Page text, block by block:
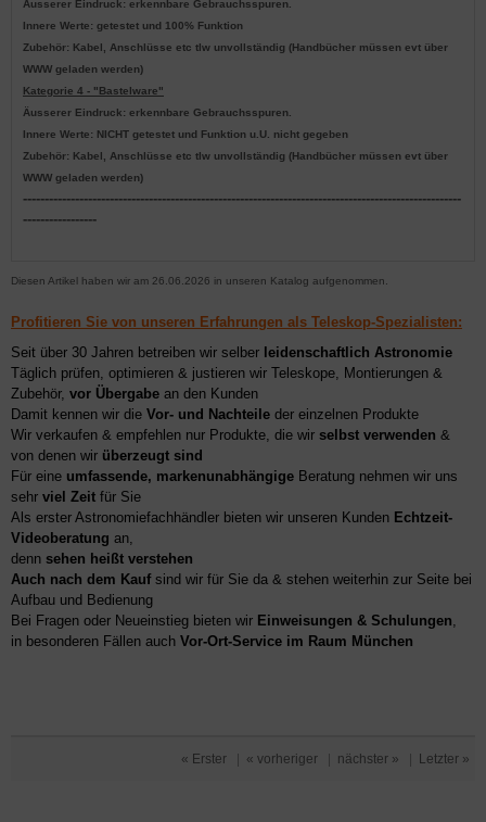
Äusserer Eindruck: erkennbare Gebrauchsspuren.
Innere Werte: getestet und 100% Funktion
Zubehör: Kabel, Anschlüsse etc tlw unvollständig (Handbücher müssen evt über
WWW geladen werden)
Kategorie 4 - "Bastelware"
Äusserer Eindruck: erkennbare Gebrauchsspuren.
Innere Werte: NICHT getestet und Funktion u.U. nicht gegeben
Zubehör: Kabel, Anschlüsse etc tlw unvollständig (Handbücher müssen evt über
WWW geladen werden)
-----------------------------------------------------------------------------------------------------
-----------------
Diesen Artikel haben wir am 26.06.2026 in unseren Katalog aufgenommen.
Profitieren Sie von unseren Erfahrungen als Teleskop-Spezialisten:
Seit über 30 Jahren betreiben wir selber leidenschaftlich Astronomie
Täglich prüfen, optimieren & justieren wir Teleskope, Montierungen &
Zubehör, vor Übergabe an den Kunden
Damit kennen wir die Vor- und Nachteile der einzelnen Produkte
Wir verkaufen & empfehlen nur Produkte, die wir selbst verwenden &
von denen wir überzeugt sind
Für eine umfassende, markenunabhängige Beratung nehmen wir uns
sehr viel Zeit für Sie
Als erster Astronomiefachhändler bieten wir unseren Kunden Echtzeit-
Videoberatung an,
denn sehen heißt verstehen
Auch nach dem Kaufsind wir für Sie da & stehen weiterhin zur Seite bei
Aufbau und Bedienung
Bei Fragen oder Neueinstieg bieten wir Einweisungen & Schulungen,
in besonderen Fällen auch Vor-Ort-Service im Raum München
« Erster « vorheriger nächster » Letzter »